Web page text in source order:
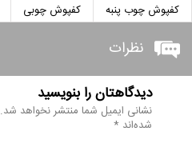
کفپوش چوب پنبه
کفپوش چوبی
نظرات
دیدگاهتان را بنویسید
نشانی ایمیل شما منتشر نخواهد شد.
شده‌اند *